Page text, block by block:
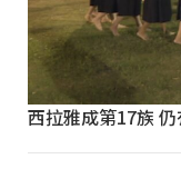
西拉雅成第17族